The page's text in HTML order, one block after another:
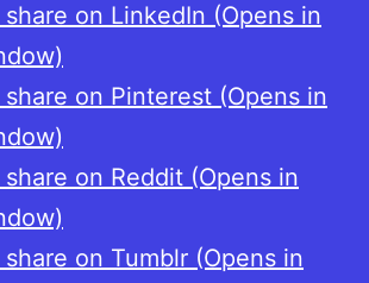
on LinkedIn (Opens in
on Pinterest (Opens in
on Reddit (Opens in
on Tumblr (Opens in